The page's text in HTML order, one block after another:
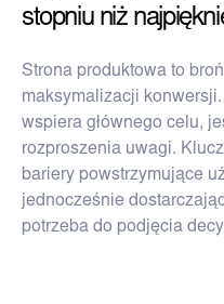
stopniu niż
Strona produktowa to
maksymalizacji
wspiera głównego celu,
rozproszenia uwagi.
bariery powstrzymujące
jednocześnie
potrzeba do podjęcia